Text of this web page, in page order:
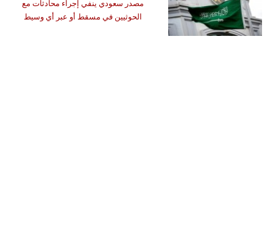
مصدر سعودي ينفي إجراء محادثات مع
الحوثيين في مسقط أو عبر أي وسيط